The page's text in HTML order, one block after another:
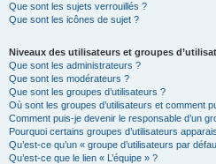
Que sont les sujets verrouillés ?
Que sont les icônes de sujet ?
Niveaux des utilisateurs et groupes
Que sont les administrateurs ?
Que sont les modérateurs ?
Que sont les groupes d’utilisateurs ?
Où sont les groupes d’utilisateurs et comment
Comment puis-je devenir le responsable d’un
Pourquoi certains groupes d’utilisateurs
Qu’est-ce qu’un « groupe d’utilisateurs par
Qu’est-ce que le lien « L’équipe » ?